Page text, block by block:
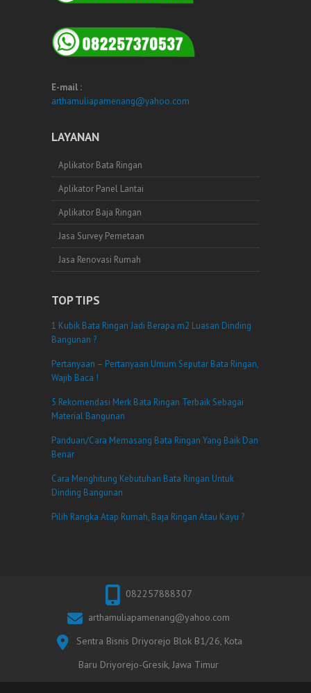
E-mail :
arthamuliapamenang@yahoo.com
LAYANAN
Aplikator Bata Ringan
Aplikator Panel Lantai
Aplikator Baja Ringan
Jasa Survey Pemetaan
Jasa Renovasi Rumah
TOP TIPS
1 Kubik Bata Ringan Jadi Berapa m2 Luasan Dinding
Bangunan ?
Pertanyaan – Pertanyaan Umum Seputar Bata Ringan,
Wajib Baca !
5 Rekomendasi Merk Bata Ringan Terbaik Sebagai
Material Bangunan
Panduan/Cara Memasang Bata Ringan Yang Baik Dan
Benar
Cara Menghitung Kebutuhan Bata Ringan Untuk
Dinding Bangunan
Pilih Rangka Atap Rumah, Baja Ringan Atau Kayu ?
082257888307
arthamuliapamenang@yahoo.com
Sentra Bisnis Driyorejo Blok B1/26, Kota
Baru Driyorejo-Gresik, Jawa Timur